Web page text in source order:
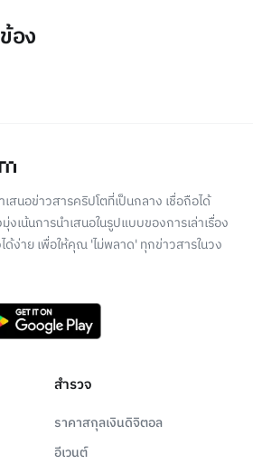
อง
สนอข่าวสารคริปโตที่เป็นกลาง เชื่อถือได้
งเน้นการนำเสนอในรูปแบบของการเล่าเรื่อง
ด้ง่าย เพื่อให้คุณ 'ไม่พลาด' ทุกข่าวสารในวง
สำรวจ
ราคาสกุลเงินดิจิตอล
อีเวนต์